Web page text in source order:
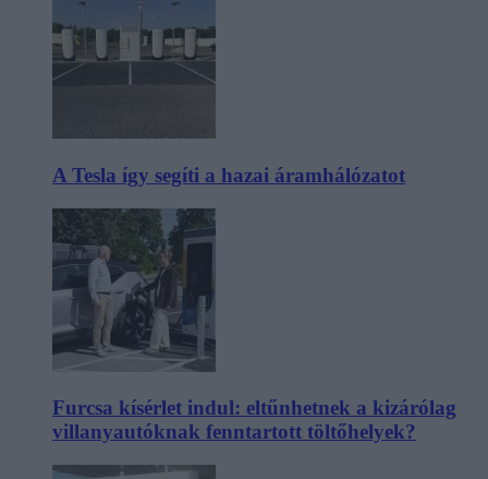
A Tesla így segíti a hazai áramhálózatot
Furcsa kísérlet indul: eltűnhetnek a kizárólag
villanyautóknak fenntartott töltőhelyek?